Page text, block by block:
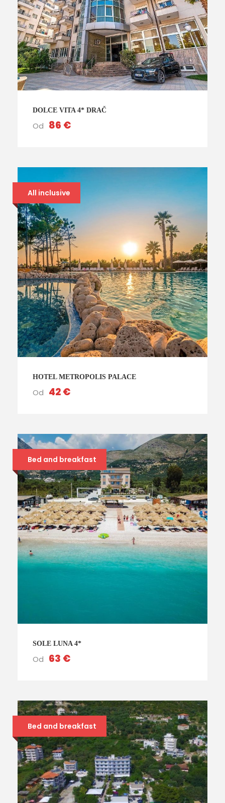
DOLCE VITA 4* DRAČ
Od 86 €
All inclusive
HOTEL METROPOLIS PALACE
Od 42 €
Bed and breakfast
SOLE LUNA 4*
Od 63 €
Bed and breakfast